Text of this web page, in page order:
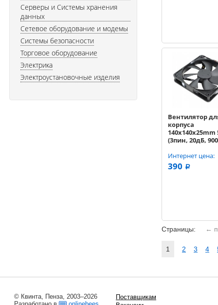
Вентилятор
корпуса
140x140x25mm
(3пин, 20дБ,
Интернет цена:
390 a
Страницы: ←
1 2 3 4
Серверы и Системы хранения
данных
Сетевое оборудование и модемы
Системы безопасности
Торговое оборудование
Электрика
Электроустановочные изделия
© Квинта, Пенза, 2003–2026
Поставщикам